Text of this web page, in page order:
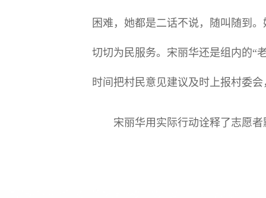
困难，她都是二话不说，随叫随到
切切为民服务。宋丽华还是组内的“
时间把村民意见建议及时上报村委
宋丽华用实际行动诠释了志愿者